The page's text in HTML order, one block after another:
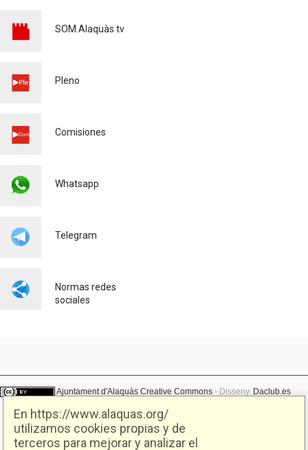
En https://www.alaquas.org/
utilizamos cookies propias y de
terceros para mejorar y analizar el
ELÉCTRICOS (VMP)
EL ALCALDE DE ALAQUÀS
LAS PALMERAS
El AYUNTAMIENTO DE
ALAQUÀS IMPULSA LA
LABORALES JUNTO CON
SOM Alaquàs tv
Pleno
Comisiones
Whatsapp
Telegram
Normas redes
sociales
Ajuntament d'Alaquàs Creative Commons - Disseny. Daclub.es
Ajuntament d'Alaquàs.
C/. Major 88. CP: 46970 Alaquàs.dir3: L01460057